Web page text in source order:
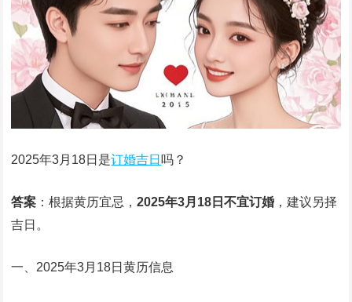
2025年3月18日是订婚吉日 吗？
答案 ：根据黄历宜忌，2025年3月18日不宜订婚 ，建议另择
吉日。
一、2025年3月18日黄历信息